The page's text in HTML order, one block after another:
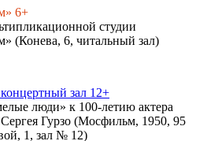
6+
студии
(Конева, 6, читальный зал)
зал 12+
люди» к 100-летию актера
Гурзо (Мосфильм, 1950, 95
1, зал № 12)